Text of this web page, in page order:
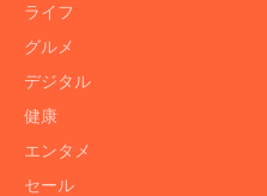
ライフ
グルメ
デジタル
健康
エンタメ
セール